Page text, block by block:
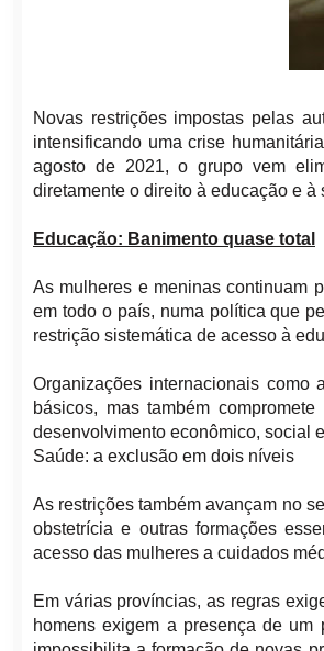
Novas restrições impostas pelas
intensificando uma crise
agosto de 2021, o grupo vem
diretamente o direito à educação e à
Educação: Banimento quase total
As mulheres e meninas continuam
em todo o país, numa política que
restrição sistemática de acesso à
Organizações internacionais
básicos, mas também
desenvolvimento econômico, social
Saúde: a exclusão em dois níveis
As restrições também avançam no
obstetrícia e outras formações
acesso das mulheres a cuidados
Em várias províncias, as regras
homens exigem a presença de